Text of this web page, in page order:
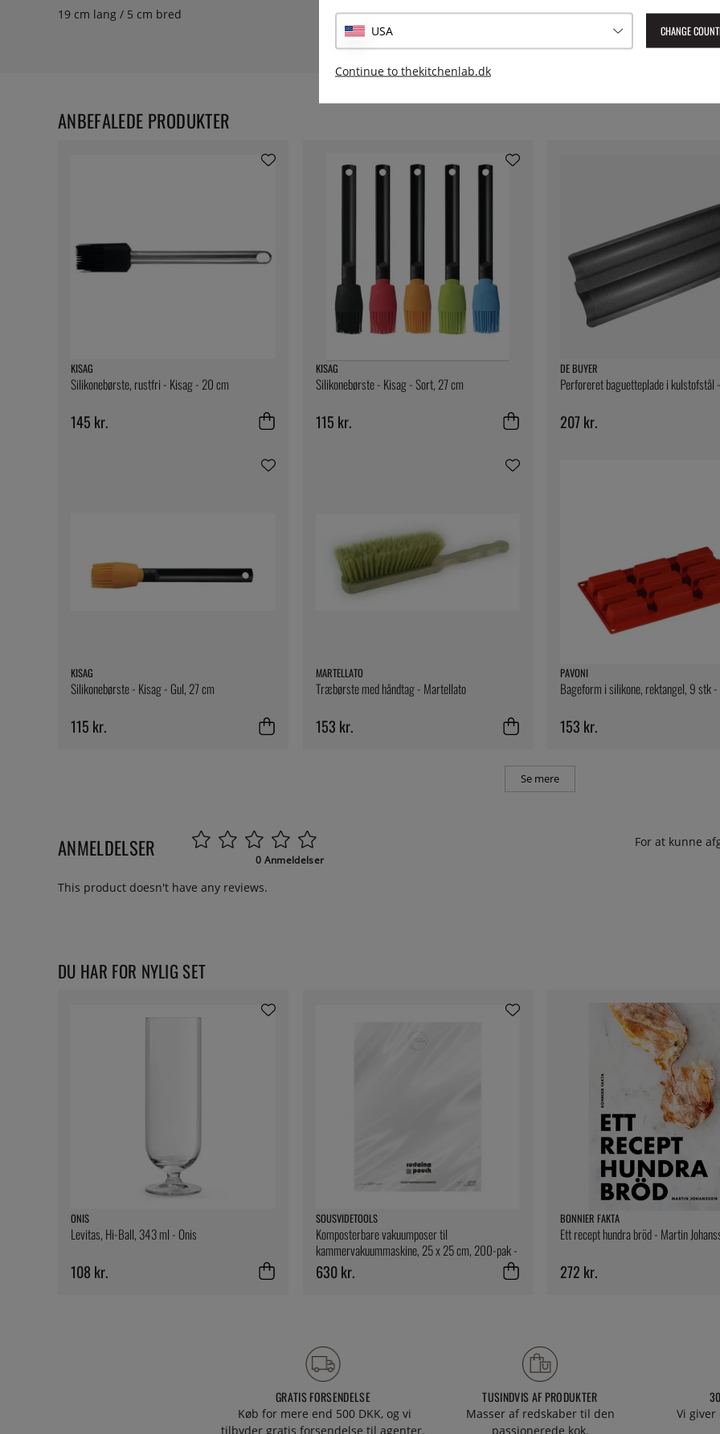
19 cm lang / 5 cm bred
KISAG
Silikonebørste, rustfri - Kisag - 20 cm
145 kr.
KISAG
Silikonebørste - Kisag - Sort, 27 cm
115 kr.
DE BUYER
Perforeret baguetteplade i kulstofstål
207 kr.
KISAG
Silikonebørste - Kisag - Gul, 27 cm
115 kr.
MARTELLATO
Træbørste med håndtag - Martellato
153 kr.
PAVONI
Bageform i silikone, rektangel, 9 stk -
153 kr.
Se mere
ANBEFALEDE PRODUKTER
ANMELDELSER 0 Anmeldelser
For at kunne
This product doesn't have any reviews.
DU HAR FOR NYLIG SET
ONIS
Levitas, Hi-Ball, 343 ml - Onis
108 kr.
SOUSVIDETOOLS
Komposterbare vakuumposer til
kammervakuummaskine, 25 x 25 cm, 200-pak -
SousVideTools
630 kr.
BONNIER FAKTA
Ett recept hundra bröd - Martin
272 kr.
GRATIS FORSENDELSE
Køb for mere end 500 DKK, og vi
tilbyder gratis forsendelse til agenter.
TUSINDVIS AF PRODUKTER
Masser af redskaber til den
passionerede kok.
Vi
USA CHANGE
Continue to thekitchenlab.dk